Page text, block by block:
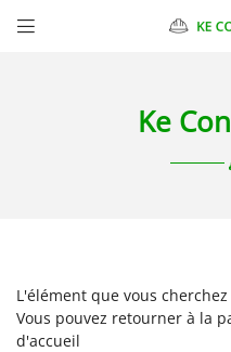

Chantelauve
Adresse email de réception
Ke
L'élément que vous
Vous pouvez retourner à la
d'accueil